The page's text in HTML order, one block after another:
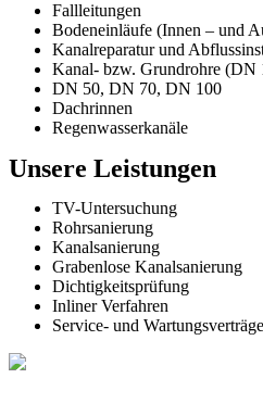
Fallleitungen
Bodeneinläufe (Innen – und
Kanalreparatur und
Kanal- bzw. Grundrohre (DN
DN 50, DN 70, DN 100
Dachrinnen
Regenwasserkanäle
Unsere Leistungen
TV-Untersuchung
Rohrsanierung
Kanalsanierung
Grabenlose Kanalsanierung
Dichtigkeitsprüfung
Inliner Verfahren
Service- und Wartungsverträge